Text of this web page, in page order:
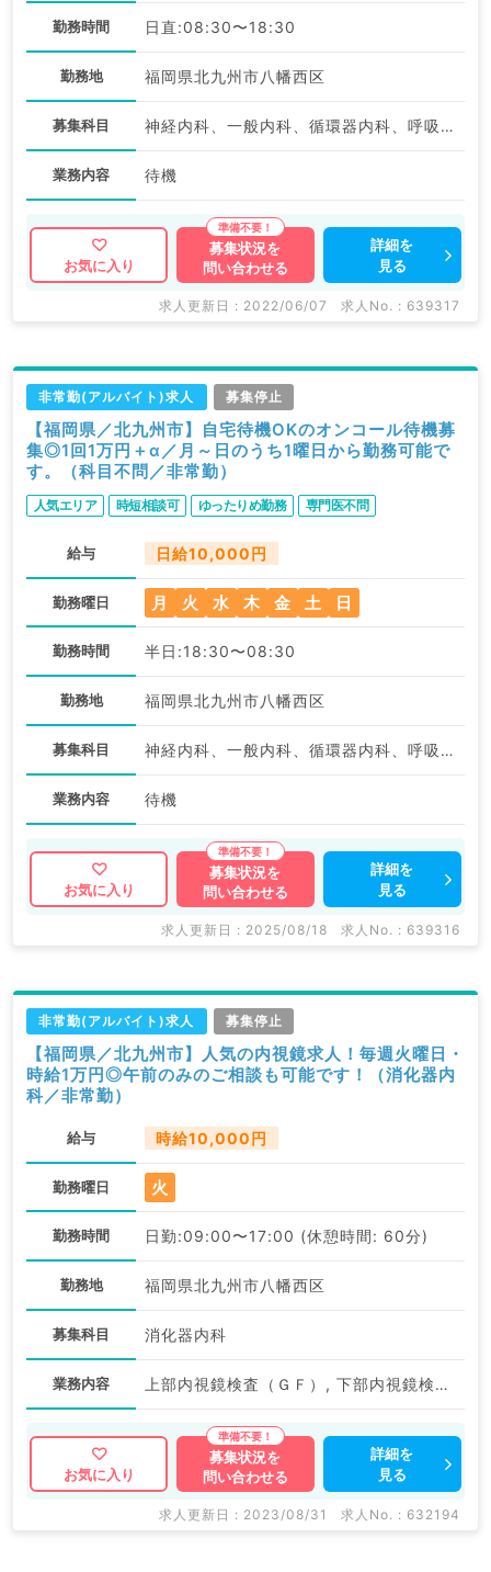
勤務時間 日直:08:30〜18:30
勤務地 福岡県北九州市八幡西区
募集科目 神経内科、一般内科、循環器内科、呼吸器内科、消化器内科、内分泌・代謝内科、腎臓内科、老年内科、血液内科、外科系全般、一般外科、膠原病科
業務内容 待機
お気に入り
募集状況を
問い合わせる
詳細を
見る
求人更新日 : 2022/06/07 求人No. : 639317
非常勤(アルバイト)求人 募集停止
【福岡県／北九州市】自宅待機OKのオンコール待機募
集◎1回1万円＋α／月～日のうち1曜日から勤務可能で
す。（科目不問／非常勤）
人気エリア 時短相談可 ゆったりめ勤務 専門医不問
給与 日給10,000円
勤務曜日 月 火 水 木 金 土 日
勤務時間 半日:18:30〜08:30
勤務地 福岡県北九州市八幡西区
募集科目 神経内科、一般内科、循環器内科、呼吸器内科、消化器内科、内分泌・代謝内科、腎臓内科、老年内科、血液内科、外科系全般、一般外科、膠原病科
業務内容 待機
お気に入り
募集状況を
問い合わせる
詳細を
見る
求人更新日 : 2025/08/18 求人No. : 639316
非常勤(アルバイト)求人 募集停止
【福岡県／北九州市】人気の内視鏡求人！毎週火曜日・
時給1万円◎午前のみのご相談も可能です！（消化器内
科／非常勤）
給与 時給10,000円
勤務曜日 火
勤務時間 日勤:09:00〜17:00 (休憩時間: 60分)
勤務地 福岡県北九州市八幡西区
募集科目 消化器内科
業務内容 上部内視鏡検査（ＧＦ）, 下部内視鏡検査（ＣＦ）
お気に入り
募集状況を
問い合わせる
詳細を
見る
求人更新日 : 2023/08/31 求人No. : 632194